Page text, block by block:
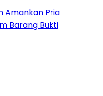
Amankan Pria
Barang Bukti